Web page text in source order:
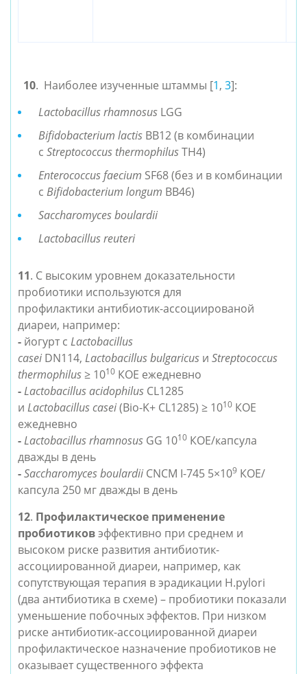
10. Наиболее изученные штаммы [1, 3]:
Lactobacillus rhamnosus LGG
Bifidobacterium lactis BB12 (в комбинации
с Streptococcus thermophilusTH4)
Enterococcus faecium SF68 (без и в комбинации
с Bifidobacterium longum BB46)
Saccharomycesboulardii
Lactobacillus reuteri
11. С высоким уровнем доказательности
пробиотики используются для
профилактики антибиотик-ассоциированой
диареи, например:
- йогурт с Lactobacillus
casei DN114, Lactobacillusbulgaricus и Streptococcus
thermophilus≥ 1010 КОЕ ежедневно
-Lactobacillus acidophilus CL1285
и Lactobacilluscasei(Bio-K+ CL1285) ≥ 1010 КОЕ
ежедневно
-Lactobacillus rhamnosus GG 1010 КОЕ/капсула
дважды в день
-Saccharomyces boulardii CNCM I-745 5×109 КОЕ/
капсула 250 мг дважды в день
12. Профилактическое применение
пробиотиковэффективно при среднем и
высоком риске развития антибиотик-
ассоциированной диареи, например, как
сопутствующая терапия в эрадикации Н.pylori
(два антибиотика в схеме) – пробиотики показали
уменьшение побочных эффектов. При низком
риске антибиотик-ассоциированной диареи
профилактическое назначение пробиотиков не
оказывает существенного эффекта